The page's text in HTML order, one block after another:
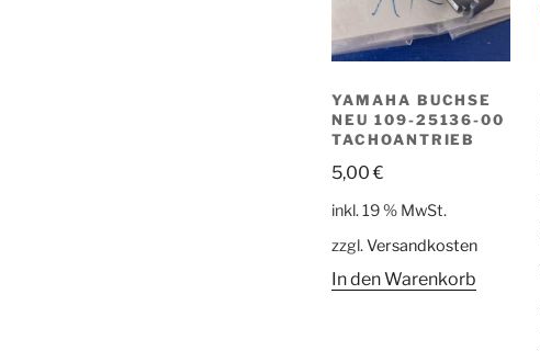
YAMAHA BUCHSE
NEU 109-25136-00
TACHOANTRIEB
5,00€
inkl. 19 % MwSt.
zzgl.Versandkosten
In den Warenkorb